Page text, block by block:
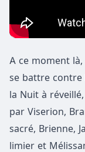
A ce moment là,
se battre contre
la Nuit à
par Viserion,
sacré, Brienne,
limier et